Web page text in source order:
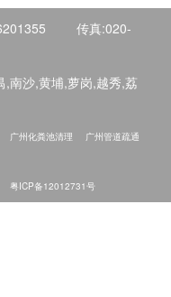
传真:020-
南沙,黄埔,萝岗,越秀,荔
广州化粪池清理 广州管道疏通
粤ICP备12012731号